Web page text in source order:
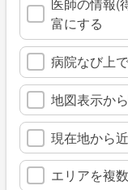
医師の情報(
富にする
病院なび上
地図表示か
現在地から
エリアを複